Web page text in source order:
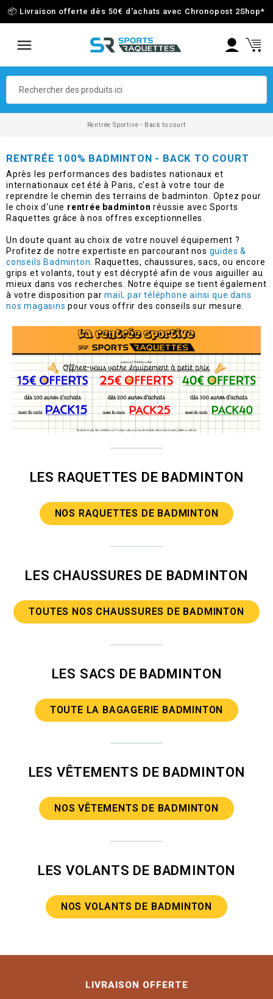
📦 Livraison offerte dès 50€ d'achats avec Chronopost 2Shop*
Rentrée Sportive - Back to court
RENTRÉE 100% BADMINTON - BACK TO COURT
Après les performances des badistes nationaux et
internationaux cet été à Paris, c'est à votre tour de
reprendre le chemin des terrains de badminton. Optez pour
le choix d'une rentrée badminton réussie avec Sports
Raquettes grâce à nos offres exceptionnelles.
Un doute quant au choix de votre nouvel équipement ?
Profitez de notre expertiste en parcourant nos guides &
conseils Badminton . Raquettes, chaussures, sacs, ou encore
grips et volants, tout y est décrypté afin de vous aiguiller au
mieux dans vos recherches. Notre équipe se tient également
à votre disposition parmail, par téléphone ainsi que dans
nos magasins pour vous offrir des conseils sur mesure.
LES RAQUETTES DE BADMINTON
NOS RAQUETTES DE BADMINTON
LES CHAUSSURES DE BADMINTON
TOUTES NOS CHAUSSURES DE BADMINTON
LES SACS DE BADMINTON
TOUTE LA BAGAGERIE BADMINTON
LES VÊTEMENTS DE BADMINTON
NOS VÊTEMENTS DE BADMINTON
LES VOLANTS DE BADMINTON
NOS VOLANTS DE BADMINTON
LIVRAISON OFFERTE